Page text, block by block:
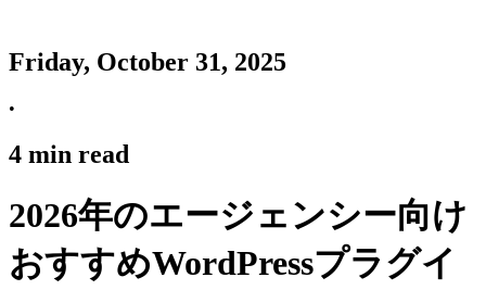
Friday, October 31, 2025
•
4 min read
2026年のエージェンシー向け
おすすめWordPressプラグイ